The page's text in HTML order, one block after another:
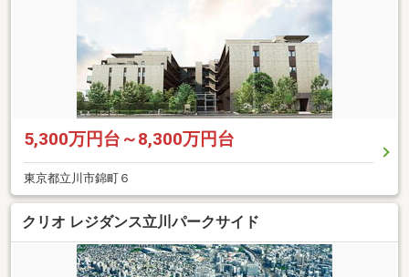
5,300万円台～8,300万円台
東京都立川市錦町６
クリオ レジダンス立川パークサイド